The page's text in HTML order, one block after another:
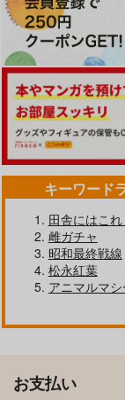
キーワード
田舎にはこ
雌ガチャ
昭和最終戦線
松永紅葉
アニマルマ
お支払い